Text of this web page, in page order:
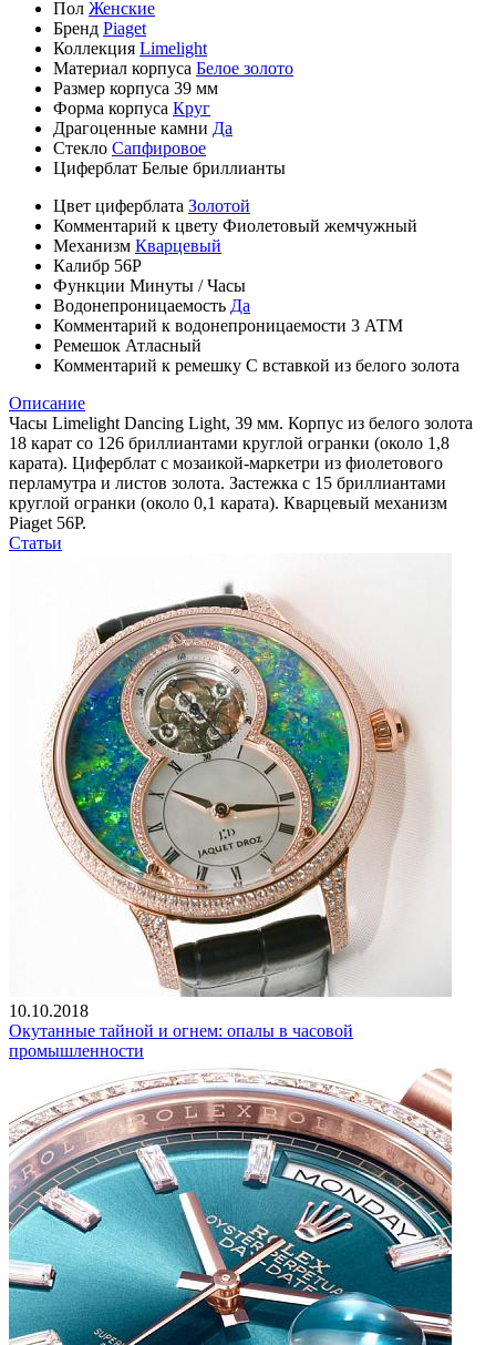
Пол Женские
Бренд Piaget
Коллекция Limelight
Материал корпуса Белое золото
Размер корпуса 39 мм
Форма корпуса Круг
Драгоценные камни Да
Стекло Сапфировое
Циферблат Белые бриллианты
Цвет циферблата Золотой
Комментарий к цвету Фиолетовый жемчужный
Механизм Кварцевый
Калибр 56P
Функции Минуты /Часы
Водонепроницаемость Да
Комментарий к водонепроницаемости 3 АТМ
Ремешок Атласный
Комментарий к ремешку С вставкой из белого золота
Описание
Часы Limelight Dancing Light, 39 мм. Корпус из белого золота
18 карат со 126 бриллиантами круглой огранки (около 1,8
карата). Циферблат с мозаикой-маркетри из фиолетового
перламутра и листов золота. Застежка с 15 бриллиантами
круглой огранки (около 0,1 карата). Кварцевый механизм
Piaget 56P.
Статьи
10.10.2018
Окутанные тайной и огнем: опалы в часовой
промышленности